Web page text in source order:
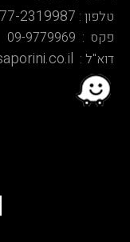
טלפון : 2319987
פקס : 09-9779969
דוא"ל :